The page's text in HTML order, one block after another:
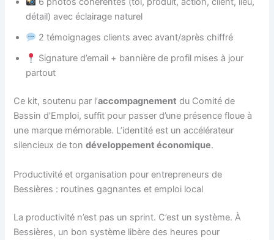
détail) avec éclairage naturel
2 témoignages clients avec avant/après chiffré
Signature d’email + bannière de profil mises à jour
partout
Ce kit, soutenu par l’accompagnement du Comité de
Bassin d’Emploi, suffit pour passer d’une présence floue à
une marque mémorable. L’identité est un accélérateur
silencieux de tondéveloppement économique.
Productivité et organisation pour entrepreneurs de
Bessières : routines gagnantes et emploi local
La productivité n’est pas un sprint. C’est un système. À
Bessières, un bon système libère des heures pour